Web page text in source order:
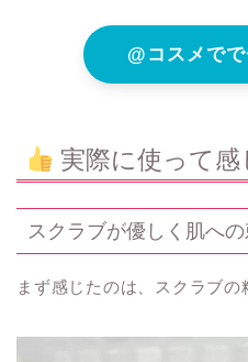
@コスメで
実際に使って
スクラブが優しく肌へ
まず感じたのは、スクラブの